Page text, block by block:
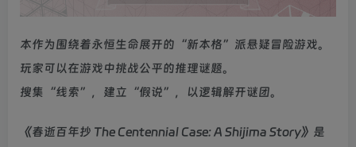
本作为围绕着永恒生命展开的“新本格”派悬疑冒险游戏。
玩家可以在游戏中挑战公平的推理谜题。
搜集“线索”，建立“假说”，以逻辑解开谜团。
《春逝百年抄 The Centennial Case: A Shijima Story》是